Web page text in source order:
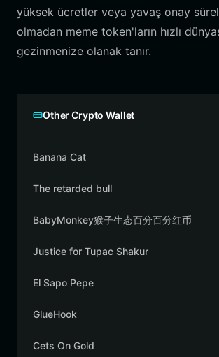
yüksek ücretler veya yavaş onay
olmadan meme token'ların hızlı
gezinmenize olanak tanır.
Other Crypto Wallet
Banana Cat
The retarded bull
BabyMonkey猴子生态百分百分红币
Justice for Tupac Shakur
El Sapo Pepe
GlueHook
Cets On Gold